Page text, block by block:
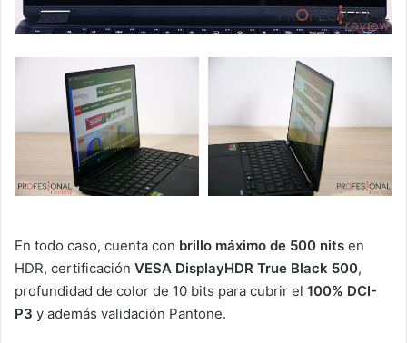
En todo caso, cuenta con brillo máximo de 500 nits en
HDR, certificación VESA DisplayHDR True Black 500,
profundidad de color de 10 bits para cubrir el 100% DCI-
P3 y además validación Pantone.